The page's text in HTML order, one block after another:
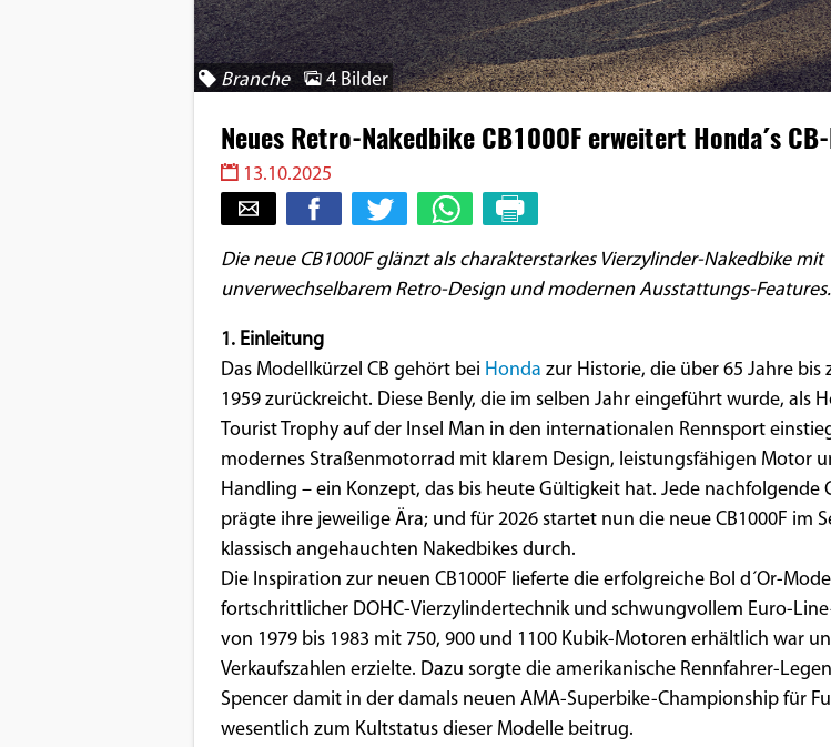
Branche 4 Bilder
Neues Retro-Nakedbike CB1000F erweitert Honda´s
13.10.2025
Die neue CB1000F glänzt als charakterstarkes Vierzylinder-Nakedbike mit
unverwechselbarem Retro-Design und modernen Ausstattungs-Features.
1. Einleitung
Das Modellkürzel CB gehört bei Honda zur Historie, die über 65 Jahre bis
1959 zurückreicht. Diese Benly, die im selben Jahr eingeführt wurde, als
Tourist Trophy auf der Insel Man in den internationalen Rennsport
modernes Straßenmotorrad mit klarem Design, leistungsfähigen Motor
Handling – ein Konzept, das bis heute Gültigkeit hat. Jede nachfolgende
prägte ihre jeweilige Ära; und für 2026 startet nun die neue CB1000F im
klassisch angehauchten Nakedbikes durch.
Die Inspiration zur neuen CB1000F lieferte die erfolgreiche Bol d´Or-
fortschrittlicher DOHC-Vierzylindertechnik und schwungvollem Euro-
von 1979 bis 1983 mit 750, 900 und 1100 Kubik-Motoren erhältlich war
Verkaufszahlen erzielte. Dazu sorgte die amerikanische Rennfahrer-
Spencer damit in der damals neuen AMA-Superbike-Championship für
wesentlich zum Kultstatus dieser Modelle beitrug.
grundlegende Funktionen und sind für die
einwandfreie Funktion der Website
Einverständnis-Cookie
Dieser Cookie speichert die
Einverständnis-Optionen des
EXTERNE MEDIEN
Um Inhalte von Videoplattformen und
Social Media Plattformen anzeigen zu
können, werden von diesen externen
Medien Cookies gesetzt.